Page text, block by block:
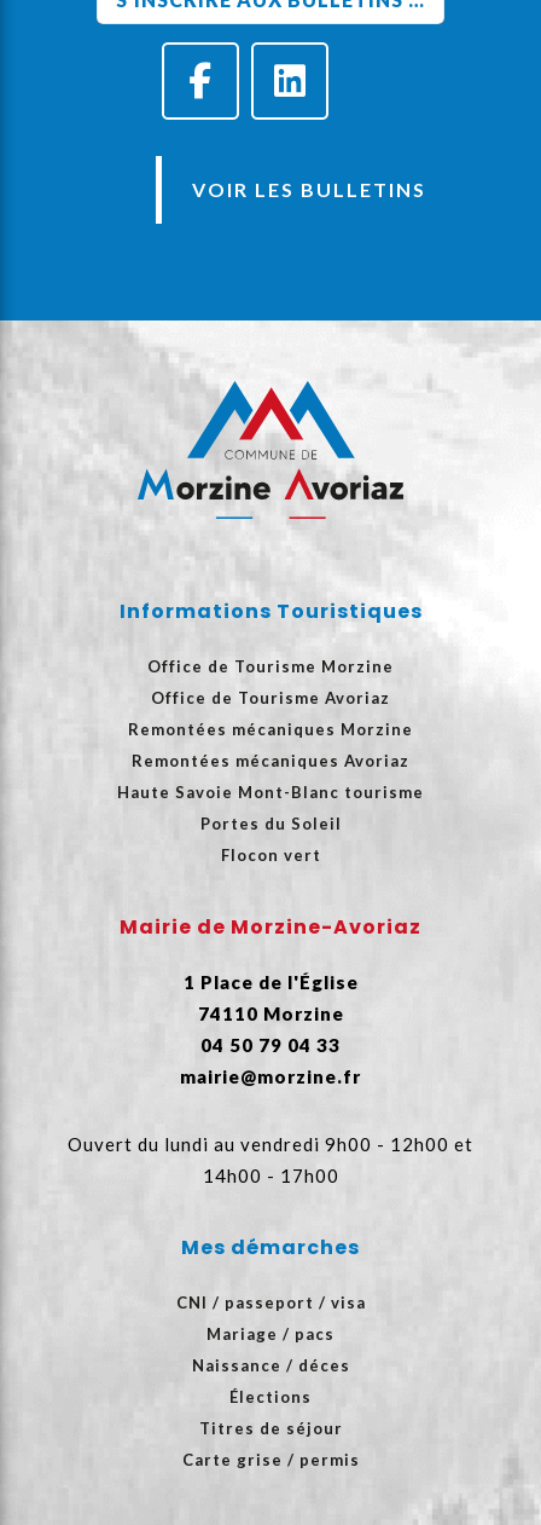
VOIR LES BULLETINS
Informations Touristiques
Office de Tourisme Morzine
Office de Tourisme Avoriaz
Remontées mécaniques Morzine
Remontées mécaniques Avoriaz
Haute Savoie Mont-Blanc tourisme
Portes du Soleil
Flocon vert
Mairie de Morzine-Avoriaz
1 Place de l'Église
74110 Morzine
04 50 79 04 33
mairie@morzine.fr
Ouvert du lundi au vendredi 9h00 - 12h00 et
14h00 - 17h00
Mes démarches
CNI / passeport / visa
Mariage / pacs
Naissance / déces
Élections
Titres de séjour
Carte grise / permis